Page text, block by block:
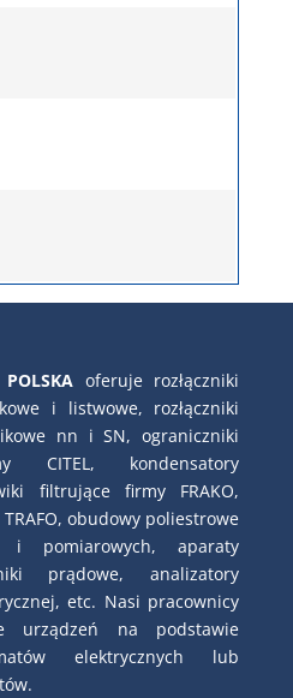
oferuje rozłączniki
i listwowe, rozłączniki
nn i SN, ograniczniki
kondensatory
filtrujące firmy FRAKO,
obudowy poliestrowe
i pomiarowych, aparaty
prądowe, analizatory
etc. Nasi pracownicy
urządzeń na podstawie
elektrycznych lub